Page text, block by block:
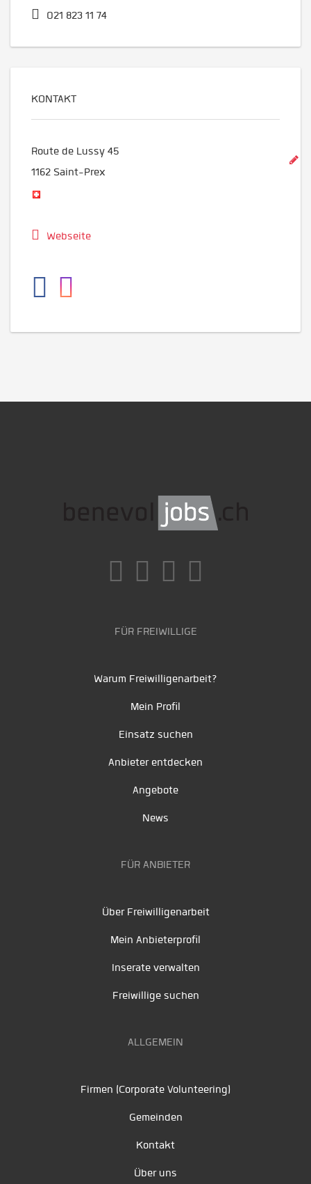
021 823 11 74
KONTAKT
Route de Lussy 45
1162 Saint-Prex
Webseite
FÜR FREIWILLIGE
Warum Freiwilligenarbeit?
Mein Profil
Einsatz suchen
Anbieter entdecken
Angebote
News
FÜR ANBIETER
Über Freiwilligenarbeit
Mein Anbieterprofil
Inserate verwalten
Freiwillige suchen
ALLGEMEIN
Firmen (Corporate Volunteering)
Gemeinden
Kontakt
Über uns